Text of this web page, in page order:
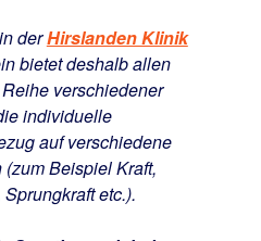
derHirslanden Klinik
bietet deshalb allen
verschiedener
individuelle
auf verschiedene
Beispiel Kraft,
etc.).